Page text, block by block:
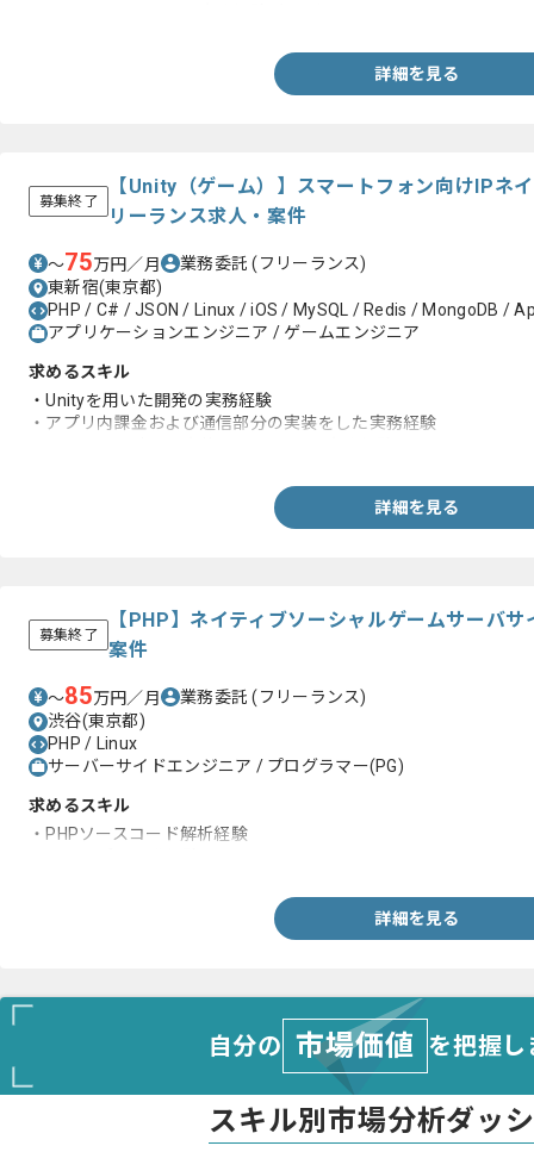
詳細を見る
募集終了
【Unity（ゲーム）】スマートフォン向けIPネ
リーランス求人・案件
〜75万円／月 業務委託(フリーランス)
東新宿(東京都)
PHP / C# / JSON / Linux / iOS / MySQL / Redis / MongoDB /
アプリケーションエンジニア / ゲームエンジニア
求めるスキル
・Unityを用いた開発の実務経験
・アプリ内課金および通信部分の実装をした実務経験
詳細を見る
募集終了
【PHP】ネイティブソーシャルゲームサーバ
案件
〜85万円／月 業務委託(フリーランス)
渋谷(東京都)
PHP / Linux
サーバーサイドエンジニア / プログラマー(PG)
求めるスキル
・PHPソースコード解析経験
詳細を見る
自分の 市場価値 を把握
スキル別市場分析ダッ